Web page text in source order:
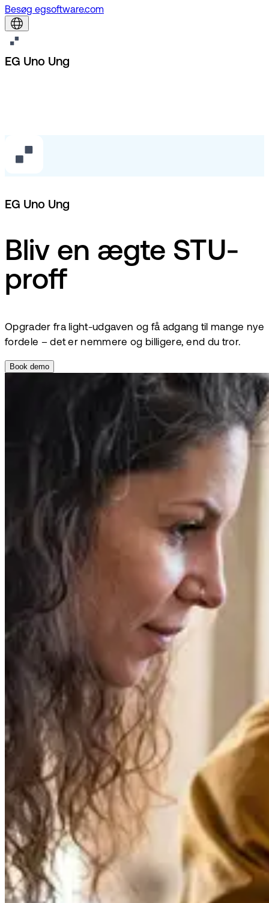
Besøg egsoftware.com
EG Uno Ung
EG Uno Ung
Bliv en ægte STU-
proff
Opgrader fra light-udgaven og få adgang til mange nye
fordele – det er nemmere og billigere, end du tror.
Book demo